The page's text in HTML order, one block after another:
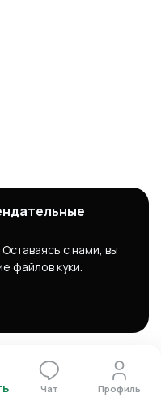
Чат Профиль
с нами, вы
файлов куки.